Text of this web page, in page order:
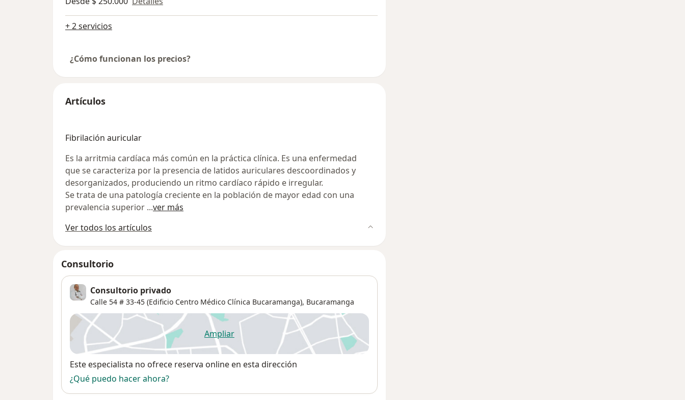
+ 2 servicios
¿Cómo funcionan los precios?
Artículos
Fibrilación auricular
Es la arritmia cardíaca más común en la práctica clínica. Es una enfermedad
que se caracteriza por la presencia de latidos auriculares descoordinados y
desorganizados, produciendo un ritmo cardíaco rápido e irregular.
Se trata de una patología creciente en la población de mayor edad con una
prevalencia superior ...ver más
Ver todos los artículos
Consultorio
Consultorio privado
Calle 54 # 33-45 (Edificio Centro Médico Clínica Bucaramanga), Bucaramanga
Ampliarse abre en una nueva pestaña
Disponibilidad
Este especialista no ofrece reserva online en esta dirección
¿Qué puedo hacer ahora?